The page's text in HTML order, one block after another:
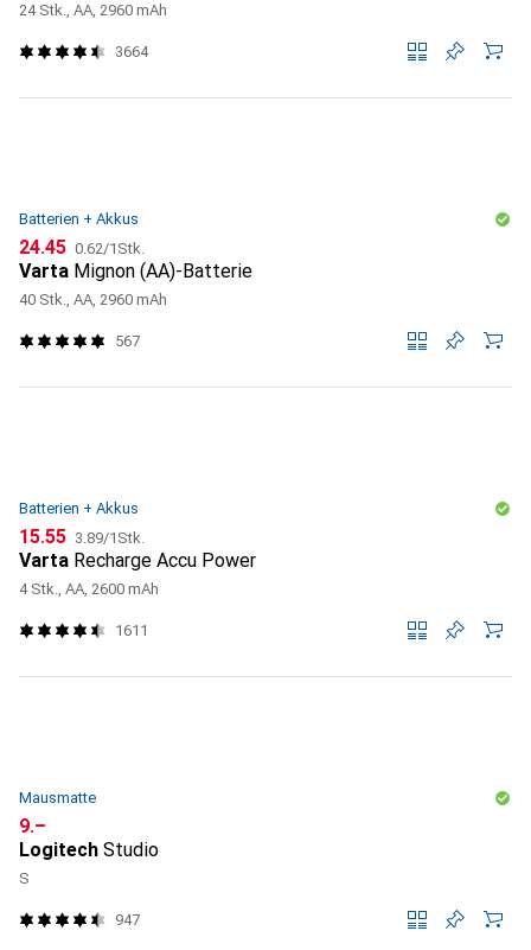
24 Stk., AA, 2960 mAh
3664
Batterien + Akkus
CHF
24.45 CHF
0.62/1Stk.
Varta Mignon (AA)-Batterie
40 Stk., AA, 2960 mAh
567
Batterien + Akkus
CHF
15.55 CHF
3.89/1Stk.
Varta Recharge Accu Power
4 Stk., AA, 2600 mAh
1611
Mausmatte
CHF
9.–
Logitech Studio
S
947